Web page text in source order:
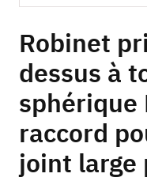
to
the
beginning
of
the
images
gallery
Robinet
dessus à
sphérique
raccord
joint large